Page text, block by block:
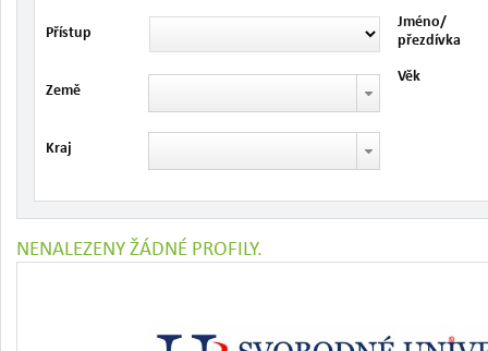
Přístup
Země
Kraj
Jméno/
přezdívka
Věk
NENALEZENY ŽÁDNÉ PROFILY.